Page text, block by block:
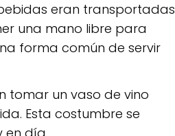
eran transportadas
una mano libre para
forma común de servir
tomar un vaso de vino
Esta costumbre se